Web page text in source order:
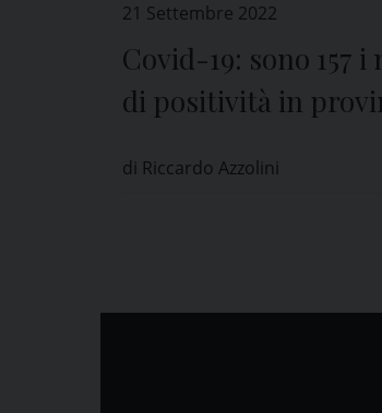
21 Settembre 2022
Covid-19: sono 157 i
di positività in
di Riccardo Azzolini